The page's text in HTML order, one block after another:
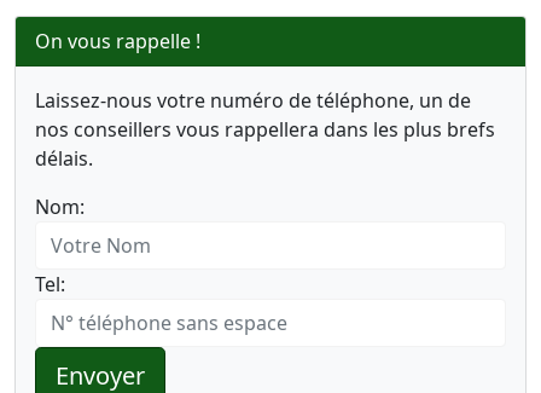
On vous rappelle !
Laissez-nous votre numéro de téléphone, un de
nos conseillers vous rappellera dans les plus brefs
délais.
Nom:
Tel:
Envoyer